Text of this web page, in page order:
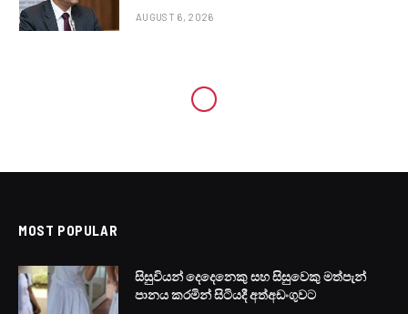
AUGUST 6, 2026
MOST POPULAR
සිසුවියන් දෙදෙනෙකු සහ සිසුවෙකු මත්පැන්
පානය කරමින් සිටියදී අත්අඩංගුවට